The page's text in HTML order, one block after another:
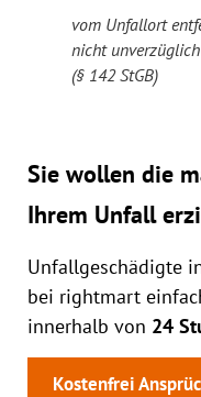
vom Unfallort
nicht
(§ 142 StGB)
Sie wollen die
Ihrem Unfall
Unfallgeschädigte
bei rightmart
innerhalb von 24
Kostenfrei